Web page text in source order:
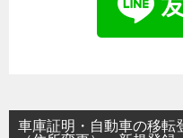
車庫証明・自動車の移転